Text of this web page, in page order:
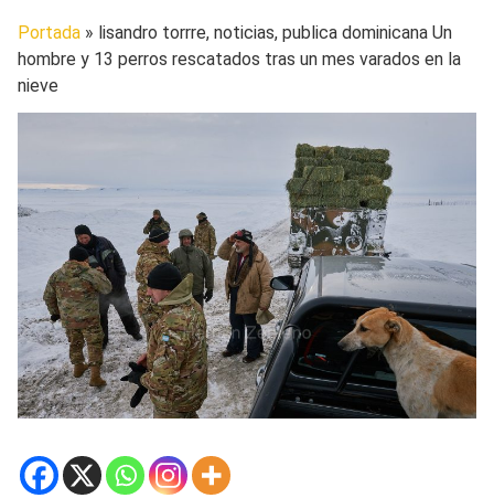
Portada » lisandro torrre, noticias, publica dominicana Un
hombre y 13 perros rescatados tras un mes varados en la
nieve